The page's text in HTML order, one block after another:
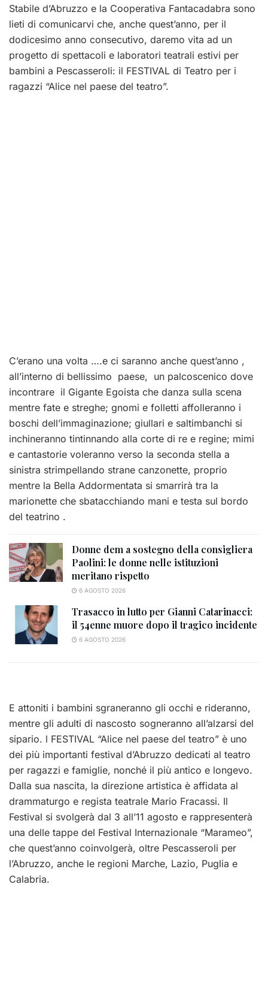
Stabile d’Abruzzo e la Cooperativa Fantacadabra sono
lieti di comunicarvi che, anche quest’anno, per il
dodicesimo anno consecutivo, daremo vita ad un
progetto di spettacoli e laboratori teatrali estivi per
bambini a Pescasseroli: il FESTIVAL di Teatro per i
ragazzi “Alice nel paese del teatro”.
C’erano una volta ….e ci saranno anche quest’anno ,
all’interno di bellissimo paese, un palcoscenico dove
incontrare il Gigante Egoista che danza sulla scena
mentre fate e streghe; gnomi e folletti affolleranno i
boschi dell’immaginazione; giullari e saltimbanchi si
inchineranno tintinnando alla corte di re e regine; mimi
e cantastorie voleranno verso la seconda stella a
sinistra strimpellando strane canzonette, proprio
mentre la Bella Addormentata si smarrirà tra la
marionette che sbatacchiando mani e testa sul bordo
del teatrino .
Donne dem a sostegno della consigliera
Paolini: le donne nelle istituzioni
meritano rispetto
6 AGOSTO 2026
Trasacco in lutto per Gianni Catarinacci:
il 54enne muore dopo il tragico incidente
6 AGOSTO 2026
E attoniti i bambini sgraneranno gli occhi e rideranno,
mentre gli adulti di nascosto sogneranno all’alzarsi del
sipario. l FESTIVAL “Alice nel paese del teatro” è uno
dei più importanti festival d’Abruzzo dedicati al teatro
per ragazzi e famiglie, nonché il più antico e longevo.
Dalla sua nascita, la direzione artistica è affidata al
drammaturgo e regista teatrale Mario Fracassi. Il
Festival si svolgerà dal 3 all’11 agosto e rappresenterà
una delle tappe del Festival Internazionale “Marameo”,
che quest’anno coinvolgerà, oltre Pescasseroli per
l’Abruzzo, anche le regioni Marche, Lazio, Puglia e
Calabria.